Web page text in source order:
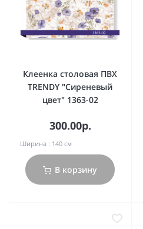
Клеенка столовая ПВХ
TRENDY "Сиреневый
цвет" 1363-02
300.00р.
Ширина : 140 см
В корзину